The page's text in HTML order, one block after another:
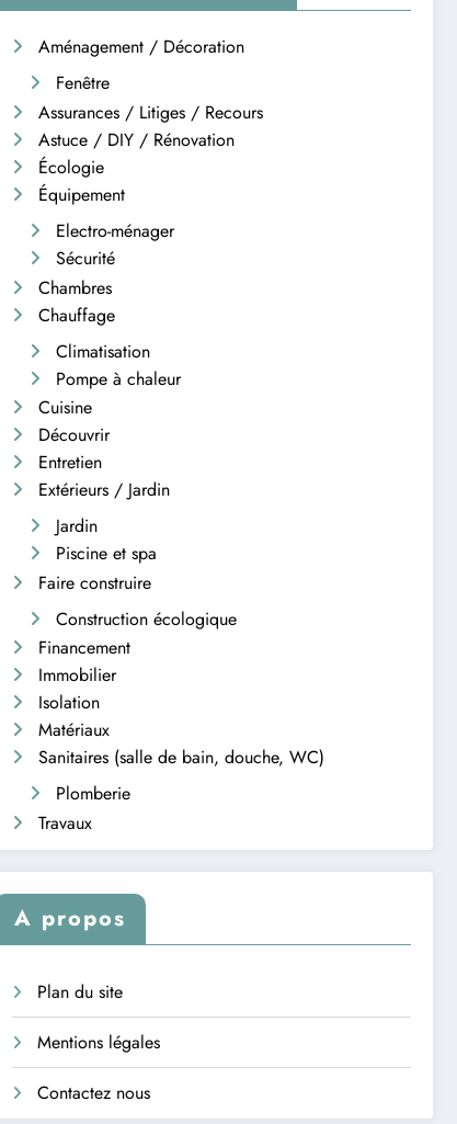
Aménagement / Décoration
Fenêtre
Assurances / Litiges / Recours
Astuce / DIY / Rénovation
Écologie
Équipement
Electro-ménager
Sécurité
Chambres
Chauffage
Climatisation
Pompe à chaleur
Cuisine
Découvrir
Entretien
Extérieurs / Jardin
Jardin
Piscine et spa
Faire construire
Construction écologique
Financement
Immobilier
Isolation
Matériaux
Sanitaires (salle de bain, douche, WC)
Plomberie
Travaux
A propos
Plan du site
Mentions légales
Contactez nous